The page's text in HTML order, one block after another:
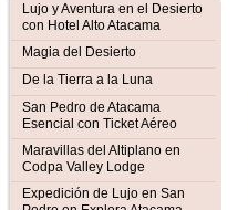
Lujo y Aventura en el Desierto
con Hotel Alto Atacama
Magia del Desierto
De la Tierra a la Luna
San Pedro de Atacama
Esencial con Ticket Aéreo
Maravillas del Altiplano en
Codpa Valley Lodge
Expedición de Lujo en San